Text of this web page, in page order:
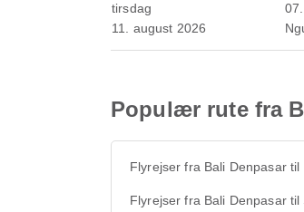
tirsdag
11. august 2026
Populær rute fra
Flyrejser fra Bali Denpasar
Flyrejser fra Bali Denpasar til